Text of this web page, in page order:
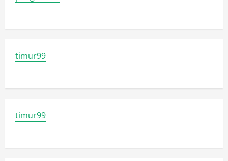
timur99
timur99